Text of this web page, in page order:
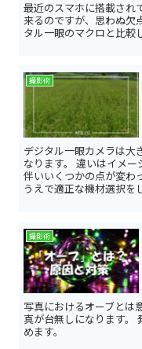
最近のスマホに搭載され
来るのですが、思わぬ欠
タル一眼のマクロと比較
撮影術
デジタル一眼カメラは大
なります。 違いはイメ
伴いいくつかの点が変わ
うえで適正な機材選択を
撮影術
写真におけるオーブとは
真が台無しになります。
めます。